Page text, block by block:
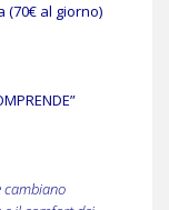
al giorno)
cambiano